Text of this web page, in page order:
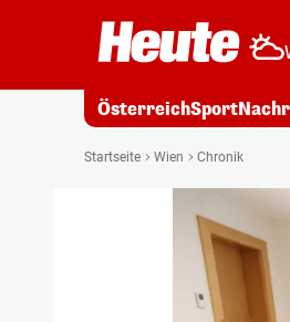
ÖsterreichSport
Startseite Wien Chronik